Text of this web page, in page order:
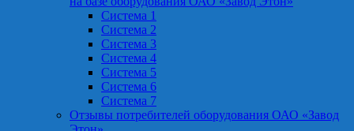
Система 1
Система 2
Система 3
Система 4
Система 5
Система 6
Система 7
Отзывы потребителей оборудования ОАО «Завод